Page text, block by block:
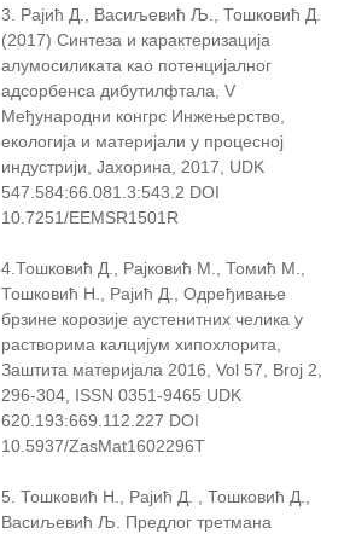
3. Рајић Д., Васиљевић Љ., Тошковић Д.
(2017) Синтеза и карактеризација
алумосиликата као потенцијалног
адсорбенса дибутилфтала, V
Међународни конгрс Инжењерство,
екологија и материјали у процесној
индустрији, Јахорина, 2017, UDK
547.584:66.081.3:543.2 DOI
10.7251/EEMSR1501R
4.Тошковић Д., Рајковић М., Томић М.,
Тошковић Н., Рајић Д., Одређивање
брзине корозије аустенитних челика у
растворима калцијум хипохлорита,
Заштита материјала 2016, Vol 57, Broj 2,
296-304, ISSN 0351-9465 UDK
620.193:669.112.227 DOI
10.5937/ZasMat1602296T
5. Тошковић Н., Рајић Д. , Тошковић Д.,
Васиљевић Љ. Предлог третмана